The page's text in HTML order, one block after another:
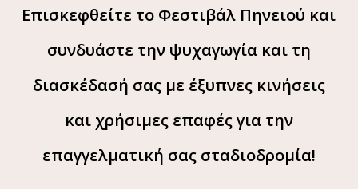
Επισκεφθείτε το Φεστιβάλ Πηνειού και
συνδυάστε την ψυχαγωγία και τη
διασκέδασή σας με έξυπνες κινήσεις
και χρήσιμες επαφές για την
επαγγελματική σας σταδιοδρομία!